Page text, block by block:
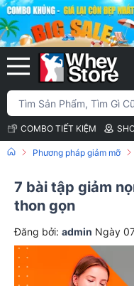
COMBO TIẾT KIỆM
Phương pháp giảm mỡ
7 bài tập giảm
thon gọn
Đăng bởi: admin Ngày